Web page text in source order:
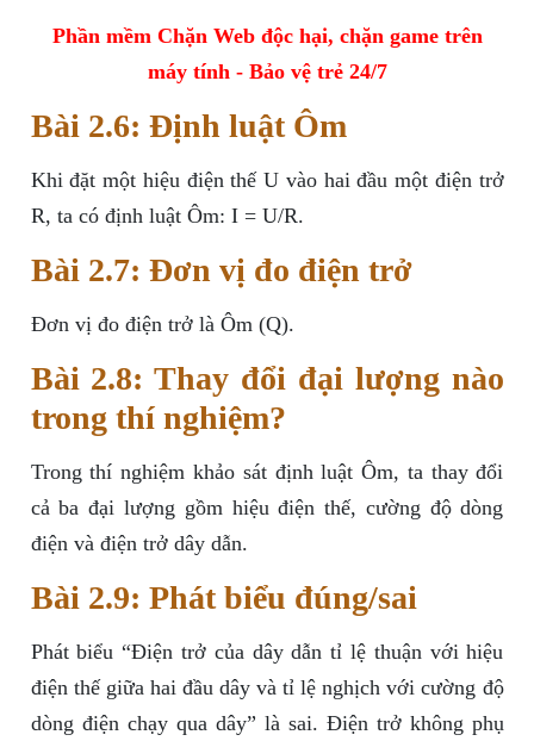
Phần mềm Chặn Web độc hại, chặn game trên
máy tính - Bảo vệ trẻ 24/7
Bài 2.6: Định luật Ôm
Khi đặt một hiệu điện thế U vào hai đầu một điện trở
R, ta có định luật Ôm: I = U/R.
Bài 2.7: Đơn vị đo điện trở
Đơn vị đo điện trở là Ôm (Q).
Bài 2.8: Thay đổi đại lượng nào
trong thí nghiệm?
Trong thí nghiệm khảo sát định luật Ôm, ta thay đổi
cả ba đại lượng gồm hiệu điện thế, cường độ dòng
điện và điện trở dây dẫn.
Bài 2.9: Phát biểu đúng/sai
Phát biểu “Điện trở của dây dẫn tỉ lệ thuận với hiệu
điện thế giữa hai đầu dây và tỉ lệ nghịch với cường độ
dòng điện chạy qua dây” là sai. Điện trở không phụ